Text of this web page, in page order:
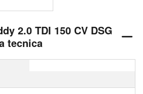
2.0 TDI 150 CV DSG
tecnica